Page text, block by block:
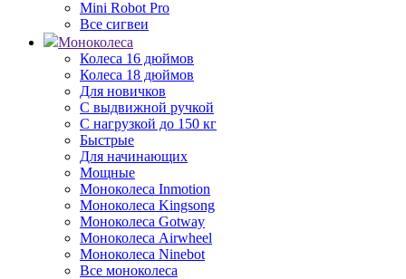
Mini Robot Pro
Все сигвеи
Моноколеса
Колеса 16 дюймов
Колеса 18 дюймов
Для новичков
С выдвижной ручкой
С нагрузкой до 150 кг
Быстрые
Для начинающих
Мощные
Моноколеса Inmotion
Моноколеса Kingsong
Моноколеса Gotway
Моноколеса Airwheel
Моноколеса Ninebot
Все моноколеса